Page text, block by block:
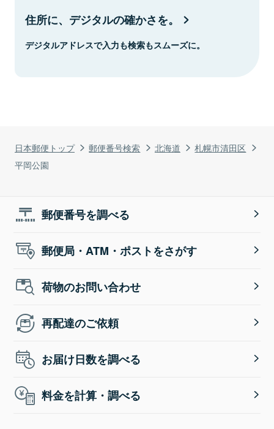
日本郵便トップ 郵便番号検索 北海道
札幌市清田区
平岡公園
住所に、デジタルの確かさを。
デジタルアドレスで入力も検索もスムーズに。
郵便番号を調べる
郵便局・ATM・ポストをさがす
荷物のお問い合わせ
再配達のご依頼
お届け日数を調べる
料金を計算・調べる